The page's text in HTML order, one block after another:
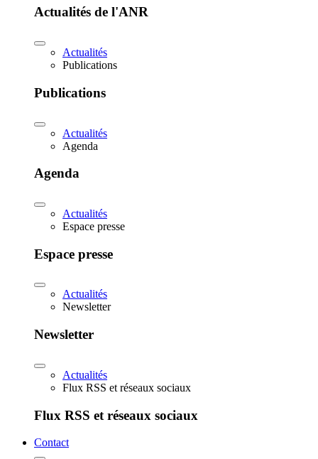
Actualités de l'ANR
Actualités
Publications
Publications
Actualités
Agenda
Agenda
Actualités
Espace presse
Espace presse
Actualités
Newsletter
Newsletter
Actualités
Flux RSS et réseaux sociaux
Flux RSS et réseaux sociaux
Contact